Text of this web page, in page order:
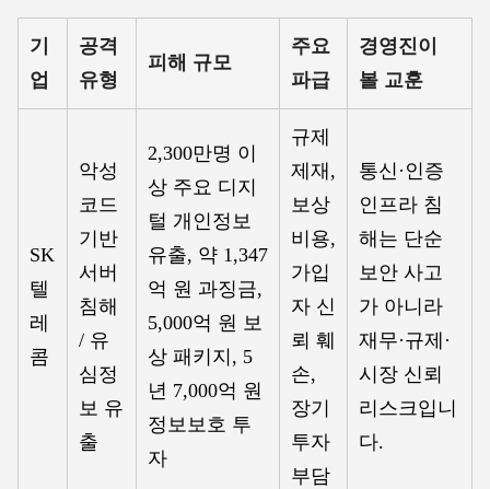
기
업
공격
유형
피해 규모
주요
파급
경영진이
볼 교훈
SK
텔
레
콤
악성
코드
기반
서버
침해
/ 유
심정
보 유
출
2,300만명 이
상 주요 디지
털 개인정보
유출, 약 1,347
억 원 과징금,
5,000억 원 보
상 패키지, 5
년 7,000억 원
정보보호 투
자
규제
제재,
보상
비용,
가입
자 신
뢰 훼
손,
장기
투자
부담
통신·인증
인프라 침
해는 단순
보안 사고
가 아니라
재무·규제·
시장 신뢰
리스크입니
다.